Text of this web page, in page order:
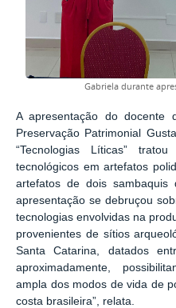
Gabriela durante
A apresentação do docente
Preservação Patrimonial
“Tecnologias Líticas”
tecnológicos em artefatos
artefatos de dois sambaquis
apresentação se debruçou
tecnologias envolvidas na
provenientes de sítios
Santa Catarina, datados
aproximadamente,
ampla dos modos de vida de
costa brasileira”, relata.